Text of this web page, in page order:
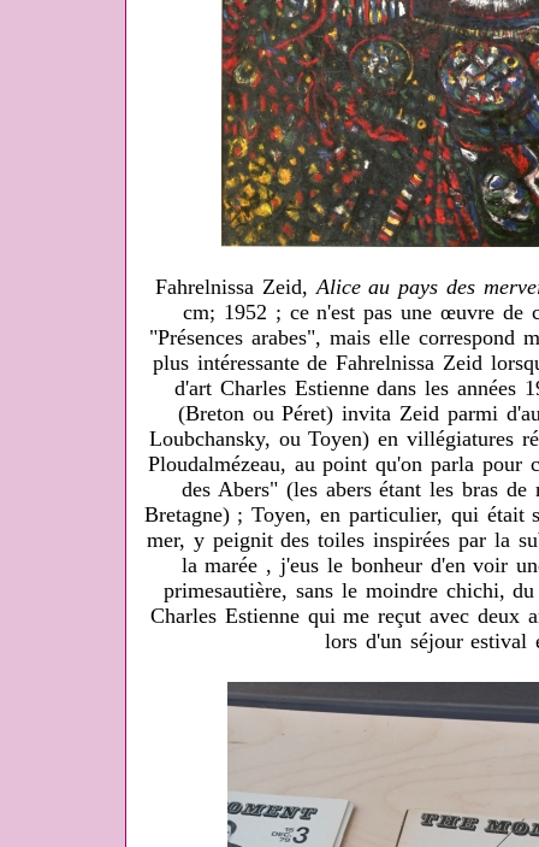
Fahrelnissa Zeid,Alice au pays des
cm; 1952 ; ce n'est pas une œuvre de
"Présences arabes", mais elle correspond
plus intéressante de Fahrelnissa Zeid
d'art Charles Estienne dans les années
(Breton ou Péret) invita Zeid parmi
Loubchansky, ou Toyen) en villégiatures
Ploudalmézeau, au point qu'on parla pour
des Abers" (les abers étant les bras
Bretagne) ; Toyen, en particulier, qui était
mer, y peignit des toiles inspirées par la
la marée , j'eus le bonheur d'en voir
primesautière, sans le moindre chichi,
Charles Estienne qui me reçut avec deux
lors d'un séjour estival